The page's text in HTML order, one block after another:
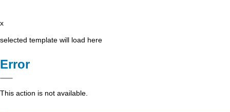
x
selected template will load here
Error
This action is not available.